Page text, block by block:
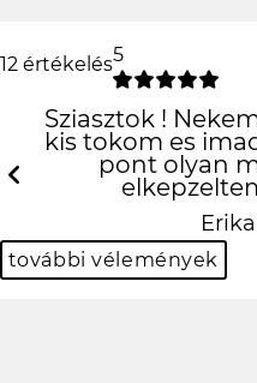
12 értékelés5
Sziasztok !
kis tokom es
pont olyan
Previous
további vélemények